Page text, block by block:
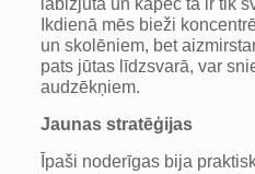
Ikdienā mēs bieži
un skolēniem, bet
pats jūtas līdzsvarā, var
audzēkņiem.
Jaunas stratēģijas
Īpaši noderīgas bija